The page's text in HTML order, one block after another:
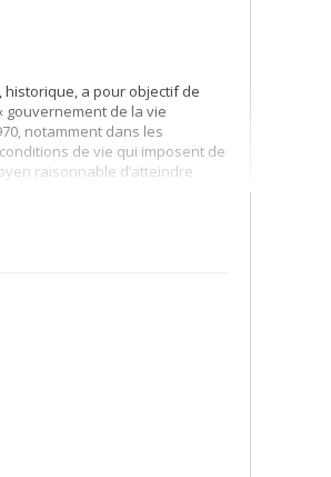
a pour objectif de
de la vie
notamment dans les
de vie qui imposent de
raisonnable d’atteindre
de pensée qui étayent ce que
de la financiarisation de
J’analyse dans le
la relation entre
des rapports de
renouvelée sur la genèse,
ces interrogations ont
des « communs »,
de l’économie de